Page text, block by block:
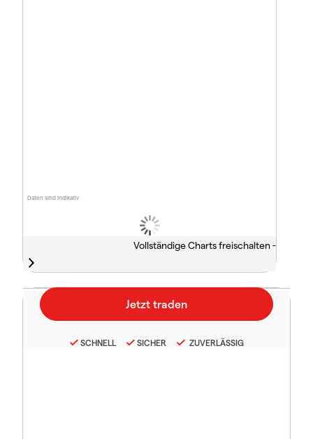
Daten sind indikativ
Vollständige Charts freischalten -
SCHNELL SICHER ZUVERLÄSSIG